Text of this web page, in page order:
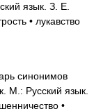
язык. З. Е.
• лукавство
синонимов
М.: Русский язык.
•